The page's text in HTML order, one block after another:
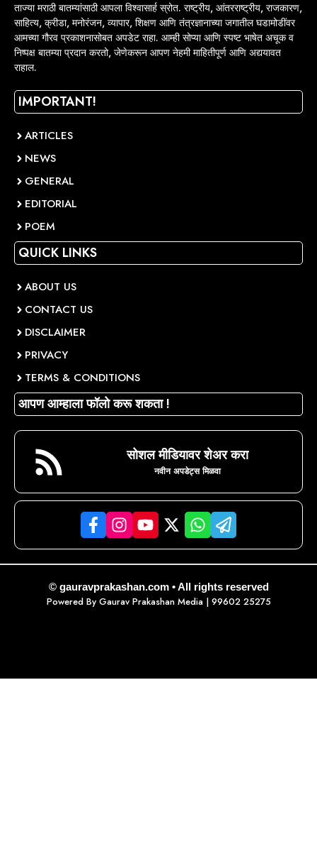
ताज्या मराठी बातम्यांसाठी आपला विश्वासार्ह स्रोत. राष्ट्रीय, आंतरराष्ट्रीय, राजकारण,
साहित्य, क्रीडा, मनोरंजन, व्यापार, शिक्षण आणि तंत्रज्ञानाच्या जगातील घडामोडींवर
आमच्या गौरव प्रकाशनासोबत अपडेट राहा. आम्ही सोप्या आणि स्पष्ट भाषेत अचूक व
निष्पक्ष बातम्या प्रदान करतो, जेणेकरून आपण नेहमी माहितीपूर्ण आणि अद्ययावत
राहाल.
IMPORTANT!
ARTICLES
NEWS
GENERAL
EDITORIAL
POEM
QUICK LINKS
ABOUT US
CONTACT US
DISCLAIMER
PRIVACY
TERMS & CONDITIONS
आपण आम्हाला फॉलो करू शकता !
सोशल मीडियावर शेअर करा
नवीन अपडेट्स मिळवा
© gauravprakashan.com • All rights reserved
Powered By Gaurav Prakashan Media| 99602 25275